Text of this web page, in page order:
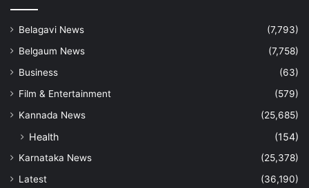
Belagavi News
(7,793)
Belgaum News
(7,758)
Business
(63)
Film & Entertainment
(579)
Kannada News
(25,685)
Health (154)
Karnataka News
(25,378)
Latest
(36,190)